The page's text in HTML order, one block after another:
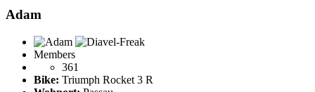
Adam
Members
361
Bike: Triumph Rocket 3 R